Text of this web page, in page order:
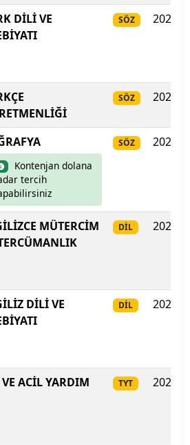
Üniversitesi
Teknoloji Üniversitesi
Üniversitesi
Üniversitesi
Üniversitesi
DİLİ VE
SÖZ 2025
SÖZ 2025
Kontenjan dolana
tercih
SÖZ 2025
MÜTERCİM
DİL 2025
DİLİ VE
DİL 2025
ACİL YARDIM TYT 2025